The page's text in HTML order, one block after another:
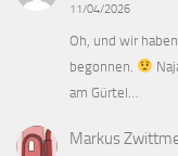
11/04/2026
Oh, und wir
begonnen.
am Gürtel…
Markus